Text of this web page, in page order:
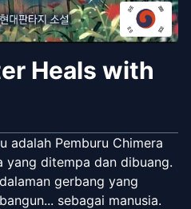
Heals with
adalah Pemburu Chimera
ditempa dan dibuang.
gerbang yang
sebagai manusia.